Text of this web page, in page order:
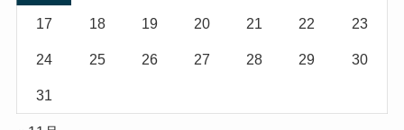
17 18 19 20 21 22 23
24 25 26 27 28 29 30
31